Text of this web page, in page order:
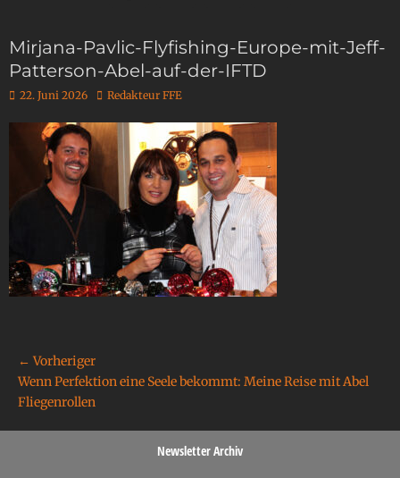
Mirjana-Pavlic-Flyfishing-Europe-mit-Jeff-
Patterson-Abel-auf-der-IFTD
22. Juni 2026 Redakteur FFE
← Vorheriger
Wenn Perfektion eine Seele bekommt: Meine Reise mit Abel
Fliegenrollen
Newsletter Archiv